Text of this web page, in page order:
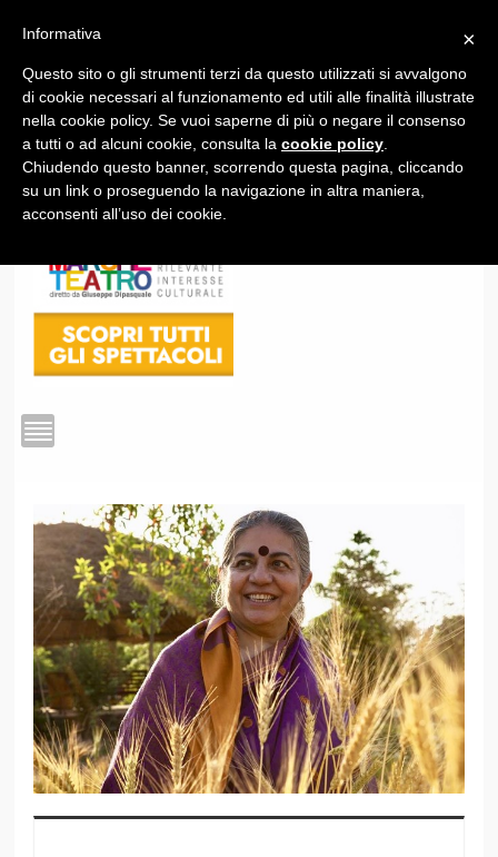
1
×
Informativa
Questo sito o gli strumenti terzi da questo utilizzati si avvalgono
di cookie necessari al funzionamento ed utili alle finalità illustrate
nella cookie policy. Se vuoi saperne di più o negare il consenso
a tutti o ad alcuni cookie, consulta la cookie policy
Chiudendo questo banner, scorrendo questa pagina, cliccando
su un link o proseguendo la navigazione in altra maniera,
acconsenti all’uso dei cookie.